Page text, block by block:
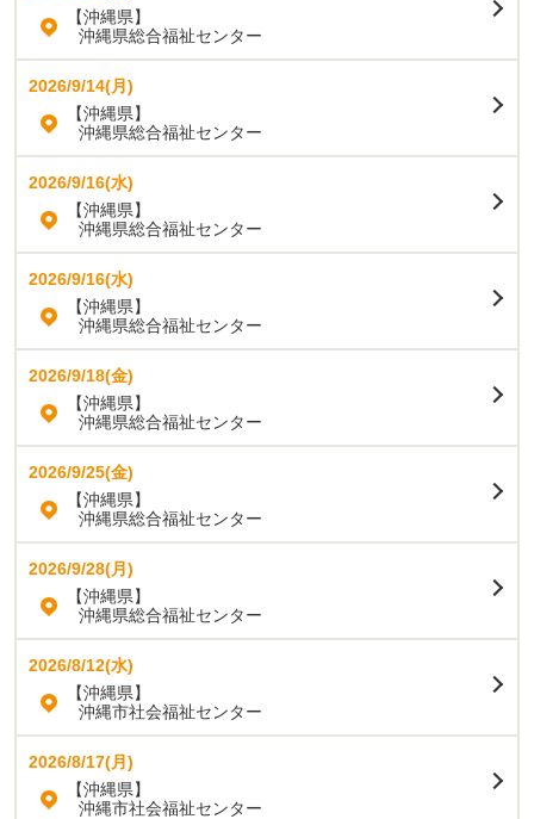
【沖縄県】
沖縄県総合福祉センター
2026/9/14(月)
【沖縄県】
沖縄県総合福祉センター
2026/9/16(水)
【沖縄県】
沖縄県総合福祉センター
2026/9/16(水)
【沖縄県】
沖縄県総合福祉センター
2026/9/18(金)
【沖縄県】
沖縄県総合福祉センター
2026/9/25(金)
【沖縄県】
沖縄県総合福祉センター
2026/9/28(月)
【沖縄県】
沖縄県総合福祉センター
2026/8/12(水)
【沖縄県】
沖縄市社会福祉センター
2026/8/17(月)
【沖縄県】
沖縄市社会福祉センター